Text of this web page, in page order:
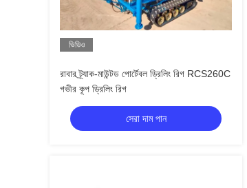
ভিডিও
রাবার ট্র্যাক-মাউন্টড পোর্টেবল ড্রিলিং রিগ RCS260C
গভীর কূপ ড্রিলিং রিগ
সেরা দাম পান